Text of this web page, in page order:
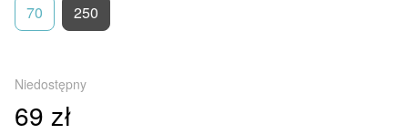
70 250
Niedostępny
69 zł